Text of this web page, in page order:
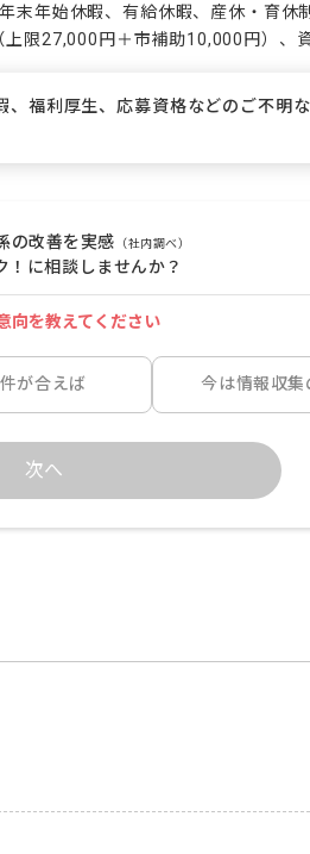
末年始休暇、有給休暇、産休・育休
限27,000円＋市補助10,000円）、
、福利厚生、応募資格などのご不明
の改善を実感 （社内調べ）
！に相談しませんか？
向を教えてください
が合えば 今は情報収集
次へ